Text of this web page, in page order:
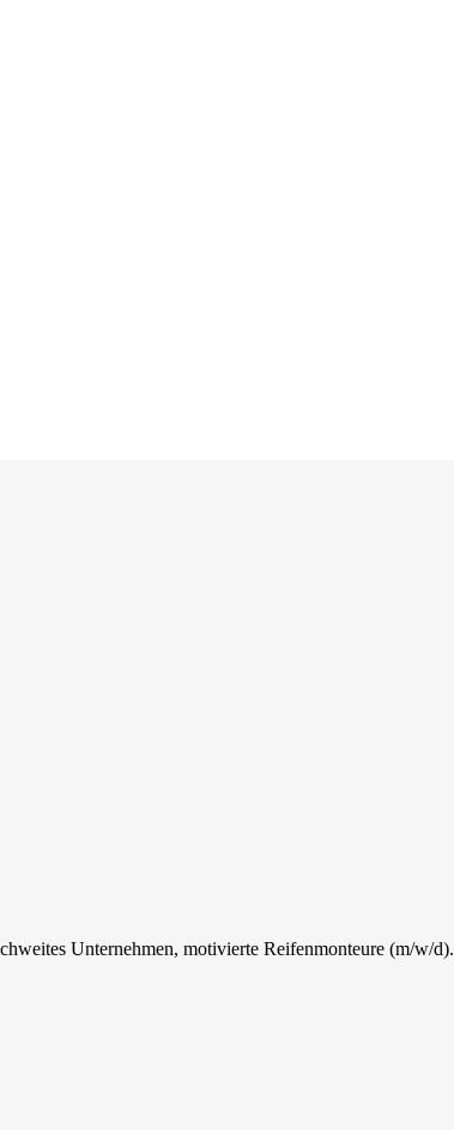
Unternehmen, motivierte Reifenmonteure (m/w/d).